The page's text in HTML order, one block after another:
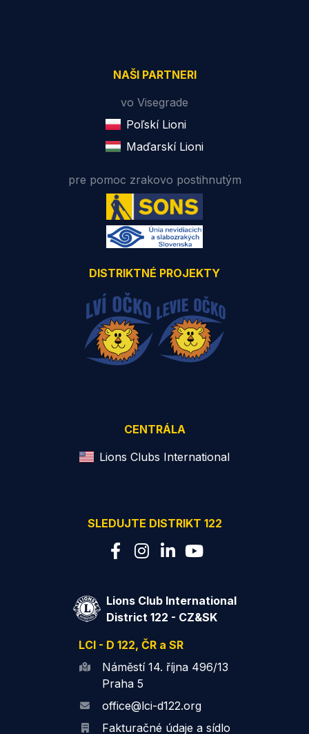
NAŠI PARTNERI
vo Visegrade
Poľskí Lioni
Maďarskí Lioni
pre pomoc zrakovo postihnutým
DISTRIKTNÉ PROJEKTY
CENTRÁLA
Lions Clubs International
SLEDUJTE DISTRIKT 122
Lions Club International
District 122 - CZ&SK
LCI - D 122, ČR a SR
Náměstí 14. října 496/13
Praha 5
office@lci-d122.org
Fakturačné údaje a sídlo